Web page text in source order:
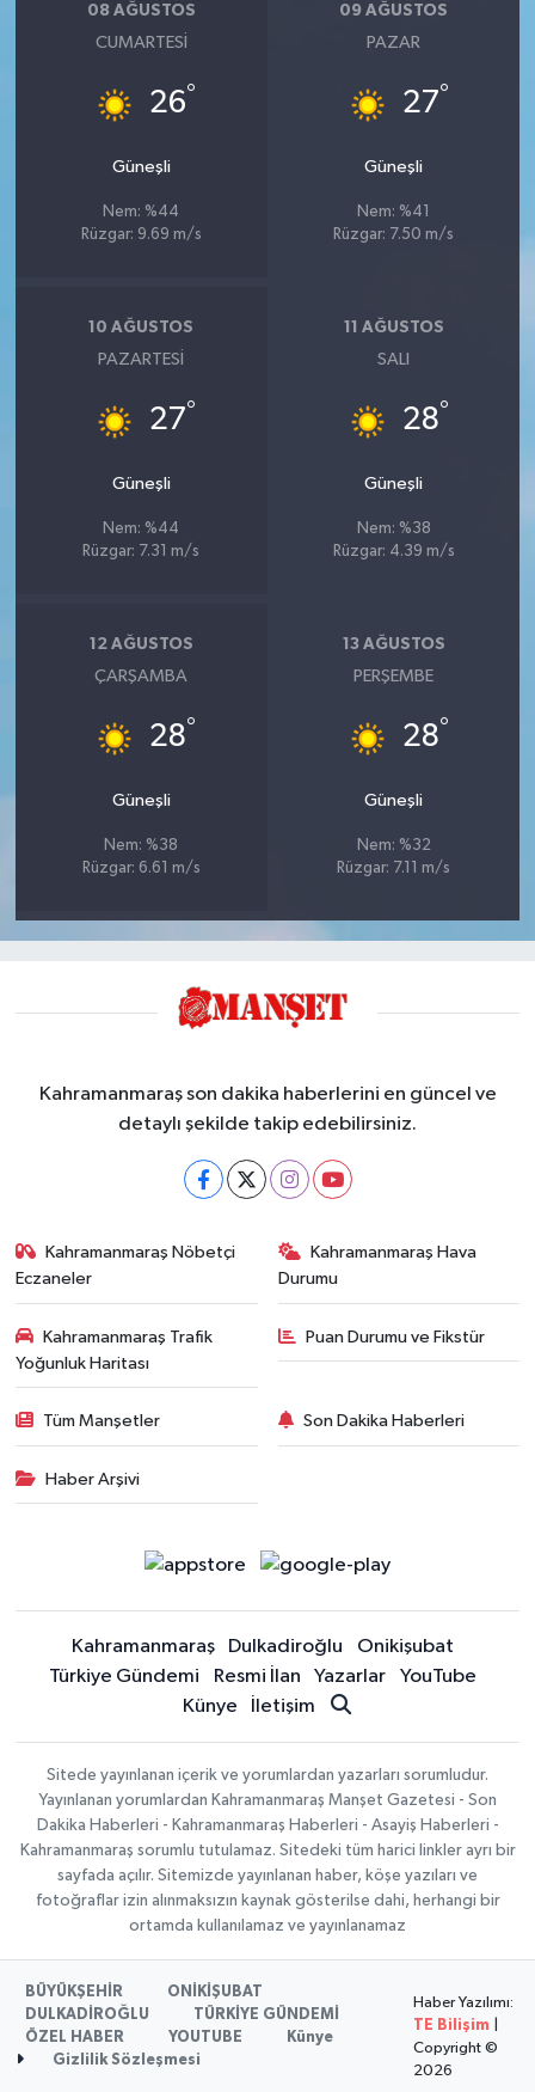
08 AĞUSTOS
CUMARTESI
26°
Güneşli
Nem: %44
Rüzgar: 9.69 m/s
09 AĞUSTOS
PAZAR
27°
Güneşli
Nem: %41
Rüzgar: 7.50 m/s
10 AĞUSTOS
PAZARTESI
27°
Güneşli
Nem: %44
Rüzgar: 7.31 m/s
11 AĞUSTOS
SALI
28°
Güneşli
Nem: %38
Rüzgar: 4.39 m/s
12 AĞUSTOS
ÇARŞAMBA
28°
Güneşli
Nem: %38
Rüzgar: 6.61 m/s
13 AĞUSTOS
PERŞEMBE
28°
Güneşli
Nem: %32
Rüzgar: 7.11 m/s
Kahramanmaraş son dakika haberlerini en güncel ve
detaylı şekilde takip edebilirsiniz.
Kahramanmaraş Nöbetçi
Eczaneler
Kahramanmaraş Hava
Durumu
Kahramanmaraş Trafik
Yoğunluk Haritası
Puan Durumu ve Fikstür
Tüm Manşetler Son Dakika Haberleri
Haber Arşivi
Kahramanmaraş Dulkadiroğlu
Onikişubat
Türkiye Gündemi
Resmi İlan Yazarlar
YouTube
Künye
İletişim
Sitede yayınlanan içerik ve yorumlardan yazarları sorumludur.
Yayınlanan yorumlardan Kahramanmaraş Manşet Gazetesi - Son
Dakika Haberleri - Kahramanmaraş Haberleri - Asayiş Haberleri -
Kahramanmaraş sorumlu tutulamaz. Sitedeki tüm harici linkler ayrı bir
sayfada açılır. Sitemizde yayınlanan haber, köşe yazıları ve
fotoğraflar izin alınmaksızın kaynak gösterilse dahi, herhangi bir
ortamda kullanılamaz ve yayınlanamaz
BÜYÜKŞEHİR
ONİKİŞUBAT
DULKADİROĞLU
TÜRKİYE GÜNDEMİ
ÖZEL HABER
YOUTUBE
Künye
Gizlilik Sözleşmesi
Haber Yazılımı:
TE Bilişim
Copyright ©
2026